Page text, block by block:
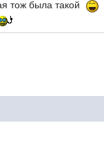
тож была такой